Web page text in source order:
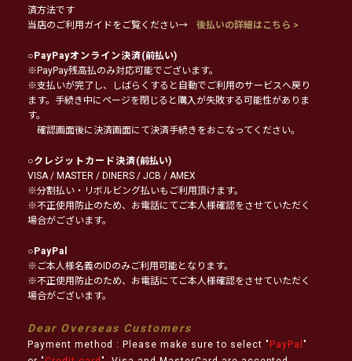
済方法です
当店のご利用ガイドをご覧ください→
後払いの詳細はこちら >
○PayPayオンライン決済(前払い)
※PayPay残高払のみ対応可能でございます。
※支払いが完了し、しばらくすると自動でご利用のサービスへ戻り
ます。手続き中にページを閉じると購入が失敗する可能性がありま
す。
確認画面後に決済画面にて決済手続きをおこなってください。
○クレジットカード決済(前払い)
VISA / MASTER / DINERS / JCB / AMEX
※分割払い・リボルビング払いもご利用頂けます。
※不正使用防止のため、お電話にてご本人様確認をさせていただく
場合がございます。
○PayPal
※ご本人様名義のIDのみご利用可能となります。
※不正使用防止のため、お電話にてご本人様確認をさせていただく
場合がございます。
Dear Overseas Customers
Payment method : Please make sure to select " PayPal "